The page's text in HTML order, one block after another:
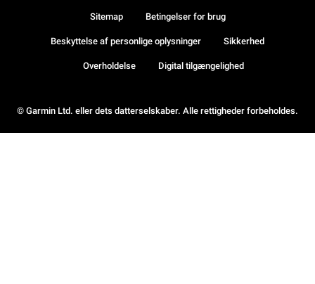
© Garmin Ltd. eller dets datterselskaber. Alle rettigheder forbeholdes.
Sitemap Betingelser for brug
Beskyttelse af personlige oplysninger Sikkerhed
Overholdelse Digital tilgængelighed